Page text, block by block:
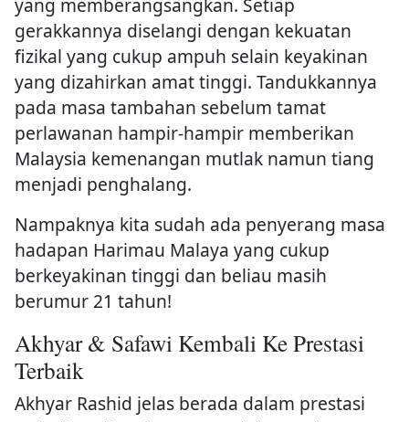
yang memberangsangkan. Setiap
gerakkannya diselangi dengan kekuatan
fizikal yang cukup ampuh selain keyakinan
yang dizahirkan amat tinggi. Tandukkannya
pada masa tambahan sebelum tamat
perlawanan hampir-hampir memberikan
Malaysia kemenangan mutlak namun tiang
menjadi penghalang.
Nampaknya kita sudah ada penyerang masa
hadapan Harimau Malaya yang cukup
berkeyakinan tinggi dan beliau masih
berumur 21 tahun!
Akhyar & Safawi Kembali Ke Prestasi
Terbaik
Akhyar Rashid jelas berada dalam prestasi